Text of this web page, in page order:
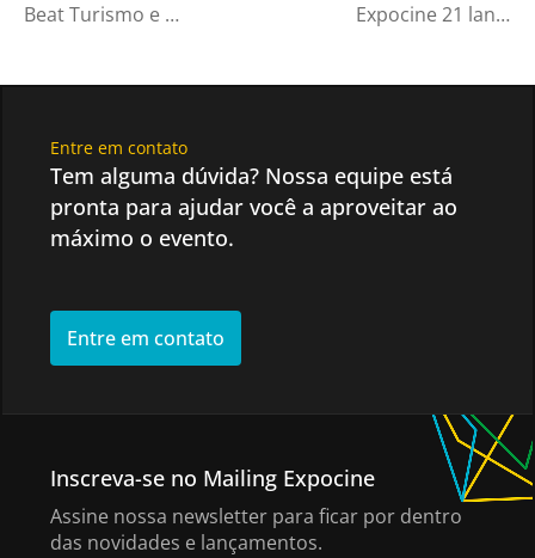
Beat Turismo e Expocine19 fazem promoção para público fora de SP Expocine 21 lança tema da sua oitava edição
Entre em contato
Tem alguma dúvida? Nossa equipe está
pronta para ajudar você a aproveitar ao
máximo o evento.
Entre em contato
Inscreva-se no Mailing Expocine
Assine nossa newsletter para ficar por dentro
das novidades e lançamentos.